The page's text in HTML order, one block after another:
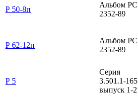
Р 50-8п
Альбом РС
2352-89
Р 62-12п
Альбом РС
2352-89
Р 5
Серия
3.501.1-165
выпуск 1-2